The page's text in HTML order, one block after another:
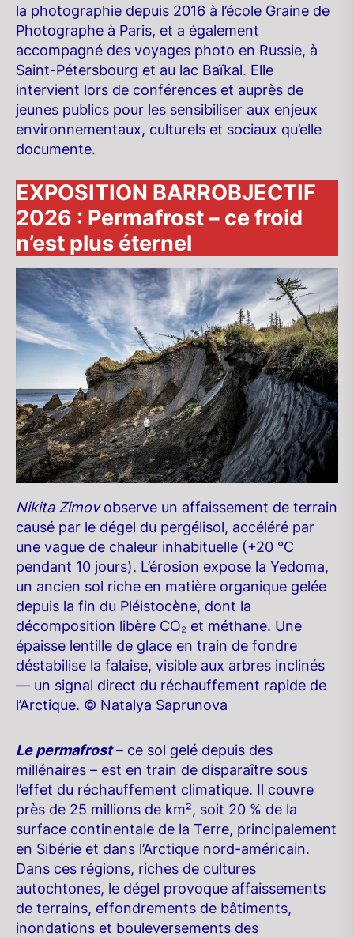
la photographie depuis 2016 à l’école Graine de
Photographe à Paris, et a également
accompagné des voyages photo en Russie, à
Saint-Pétersbourg et au lac Baïkal. Elle
intervient lors de conférences et auprès de
jeunes publics pour les sensibiliser aux enjeux
environnementaux, culturels et sociaux qu’elle
documente.
EXPOSITION BARROBJECTIF
2026 : Permafrost – ce froid
n’est plus éternel
Nikita Zimovobserve un affaissement de terrain
causé par le dégel du pergélisol, accéléré par
une vague de chaleur inhabituelle (+20 °C
pendant 10 jours). L’érosion expose la Yedoma,
un ancien sol riche en matière organique gelée
depuis la fin du Pléistocène, dont la
décomposition libère CO₂ et méthane. Une
épaisse lentille de glace en train de fondre
déstabilise la falaise, visible aux arbres inclinés
— un signal direct du réchauffement rapide de
l’Arctique. © Natalya Saprunova
Le permafrost– ce sol gelé depuis des
millénaires – est en train de disparaître sous
l’effet du réchauffement climatique. Il couvre
près de 25 millions de km², soit 20 % de la
surface continentale de la Terre, principalement
en Sibérie et dans l’Arctique nord-américain.
Dans ces régions, riches de cultures
autochtones, le dégel provoque affaissements
de terrains, effondrements de bâtiments,
inondations et bouleversements des